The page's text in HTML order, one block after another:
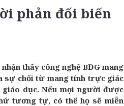
phản đối biến
thấy công nghệ BĐG mang
sự chối từ mang tính trực giác
giáo dục. Nếu mọi người được
tương tự, có thể họ sẽ miễn